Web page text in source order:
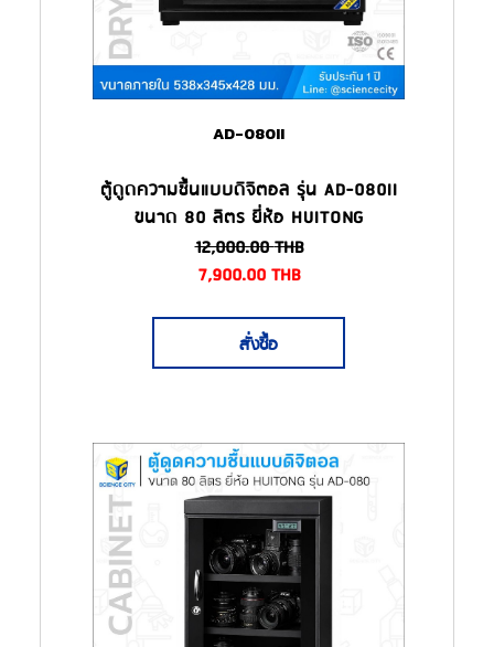
AD-080II
ตู้ดูดความชื้นแบบดิจิตอล รุ่น AD-080II
ขนาด 80 ลิตร ยี่ห้อ HUITONG
12,000.00THB
7,900.00THB
สั่งซื้อ